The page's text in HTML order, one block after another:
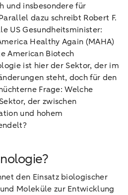
und insbesondere für
dazu schreibt Robert F.
US Gesundheitsminister:
Healthy Again (MAHA)
American Biotech
ist hier der Sektor, der im
steht, doch für den
Frage: Welche
der zwischen
und hohem
den Einsatz biologischer
Moleküle zur Entwicklung